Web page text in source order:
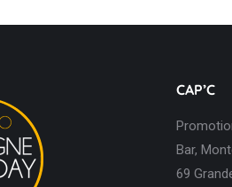
CAP’C
Bar,
69